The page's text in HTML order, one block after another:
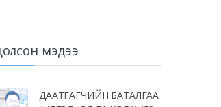
мэдээ
ДААТГАГЧИЙН БАТАЛГАА